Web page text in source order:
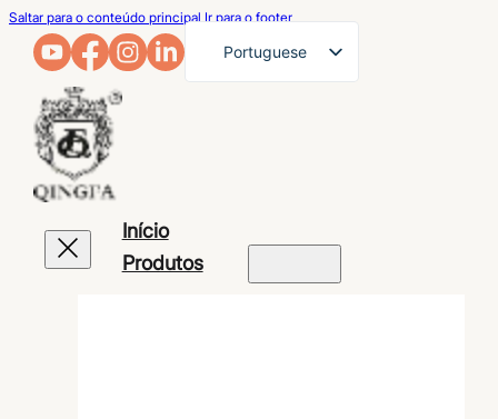
Saltar para o conteúdo principal Ir para o footer
Portuguese
Início
Produtos